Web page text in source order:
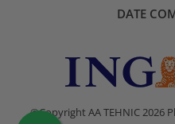
DATE
©Copyright AA TEHNIC 2026